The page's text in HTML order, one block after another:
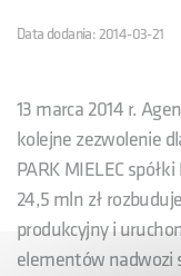
Data dodania: 2014-03-21
13 marca 2014 r.
kolejne zezwolenie
PARK MIELEC
24,5 mln zł
produkcyjny i
elementów nadwozi